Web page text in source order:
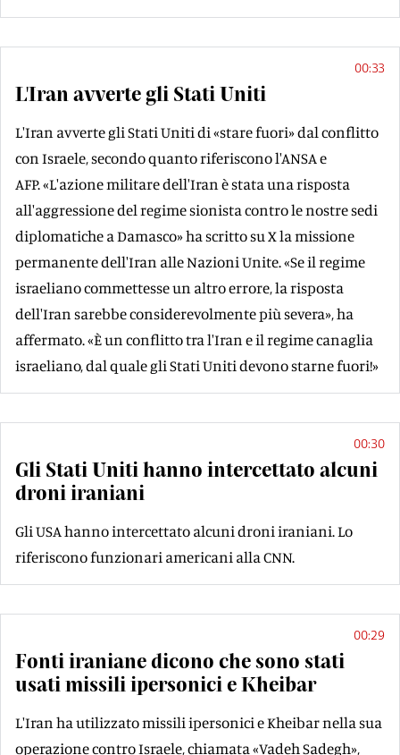
00:33
L'Iran avverte gli Stati Uniti
L'Iran avverte gli Stati Uniti di «stare fuori» dal conflitto
con Israele, secondo quanto riferiscono l'ANSA e
AFP. «L'azione militare dell'Iran è stata una risposta
all'aggressione del regime sionista contro le nostre sedi
diplomatiche a Damasco» ha scritto su X la missione
permanente dell'Iran alle Nazioni Unite. «Se il regime
israeliano commettesse un altro errore, la risposta
dell'Iran sarebbe considerevolmente più severa», ha
affermato. «È un conflitto tra l'Iran e il regime canaglia
israeliano, dal quale gli Stati Uniti devono starne fuori!»
00:30
Gli Stati Uniti hanno intercettato alcuni
droni iraniani
Gli USA hanno intercettato alcuni droni iraniani. Lo
riferiscono funzionari americani alla CNN.
00:29
Fonti iraniane dicono che sono stati
usati missili ipersonici e Kheibar
L'Iran ha utilizzato missili ipersonici e Kheibar nella sua
operazione contro Israele, chiamata «Vadeh Sadegh»,